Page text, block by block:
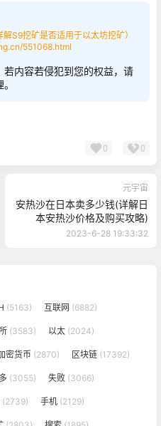
S9挖矿是否适用于以太坊挖矿）
551068.html
内容若侵犯到您的权益，请
0 0
元宇宙
安热沙在日本卖多少钱(详解日
本安热沙价格及购买攻略)
2023-6-28 19:33:32
(5163) 互联网 (6882)
(3583) 以太 (2024)
密货币 (2870) 区块链 (17392)
(3055) 失败 (3066)
(2739) 手机 (2129)